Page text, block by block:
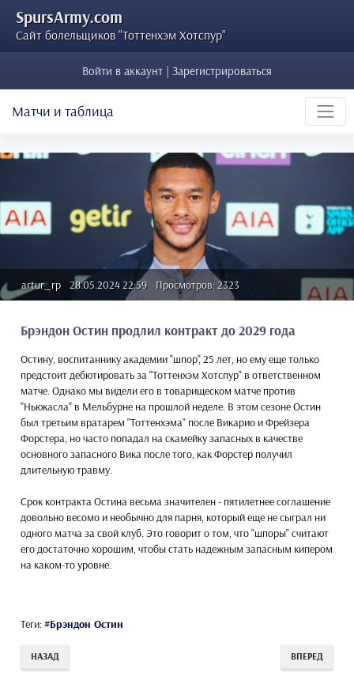
SpursArmy.com
Сайт болельщиков "Тоттенхэм Хотспур"
Войти в аккаунт | Зарегистрироваться
Матчи и таблица
artur_rp 28.05.2024 22:59 Просмотров: 2323
Брэндон Остин продлил контракт до 2029 года
Остину, воспитаннику академии "шпор", 25 лет, но ему еще только
предстоит дебютировать за "Тоттенхэм Хотспур" в ответственном
матче. Однако мы видели его в товарищеском матче против
"Ньюкасла" в Мельбурне на прошлой неделе. В этом сезоне Остин
был третьим вратарем "Тоттенхэма" после Викарио и Фрейзера
Форстера, но часто попадал на скамейку запасных в качестве
основного запасного Вика после того, как Форстер получил
длительную травму.
Срок контракта Остина весьма значителен - пятилетнее соглашение
довольно весомо и необычно для парня, который еще не сыграл ни
одного матча за свой клуб. Это говорит о том, что "шпоры" считают
его достаточно хорошим, чтобы стать надежным запасным кипером
на каком-то уровне.
Теги:#Брэндон Остин
НАЗАД ВПЕРЕД